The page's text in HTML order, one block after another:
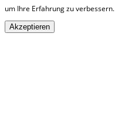
um Ihre Erfahrung zu verbessern.
Akzeptieren